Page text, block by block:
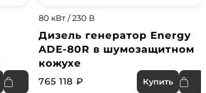
80 кВт / 230 В
Дизель генератор Energy
ADE-80R в шумозащитном
кожухе
765 118 ₽ Купить